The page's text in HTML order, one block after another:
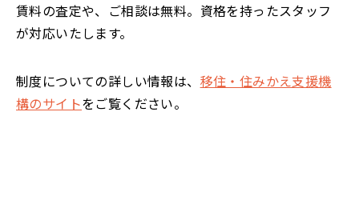
賃料の査定や、ご相談は無料。資格を持ったスタッフ
が対応いたします。
制度についての詳しい情報は、 移住・住みかえ支援機
構のサイトをご覧ください。